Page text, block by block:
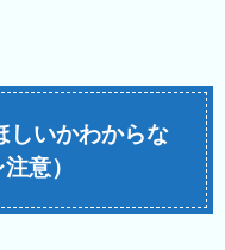
しいかわからな
意）